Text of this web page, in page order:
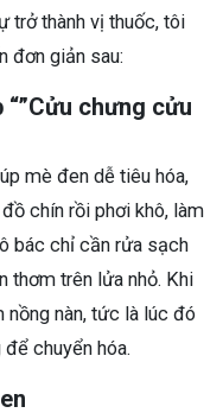
trở thành vị thuốc, tôi
đơn giản sau:
chưng cửu
mè đen dễ tiêu hóa,
chín rồi phơi khô, làm
bác chỉ cần rửa sạch
thơm trên lửa nhỏ. Khi
nồng nàn, tức là lúc đó
chuyển hóa.